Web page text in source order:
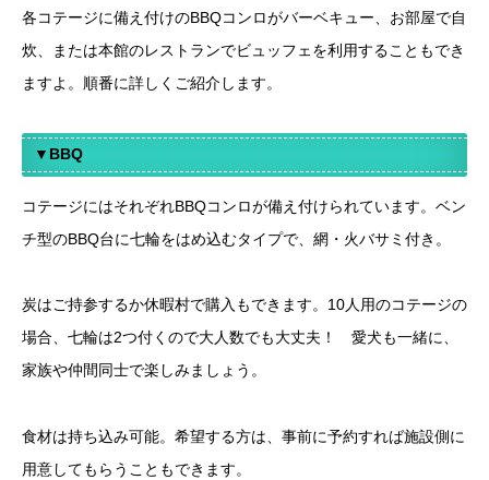
各コテージに備え付けのBBQコンロがバーベキュー、お部屋で自
炊、または本館のレストランでビュッフェを利用することもでき
ますよ。順番に詳しくご紹介します。
▼BBQ
コテージにはそれぞれBBQコンロが備え付けられています。ベン
チ型のBBQ台に七輪をはめ込むタイプで、網・火バサミ付き。
炭はご持参するか休暇村で購入もできます。10人用のコテージの
場合、七輪は2つ付くので大人数でも大丈夫！ 愛犬も一緒に、
家族や仲間同士で楽しみましょう。
食材は持ち込み可能。希望する方は、事前に予約すれば施設側に
用意してもらうこともできます。